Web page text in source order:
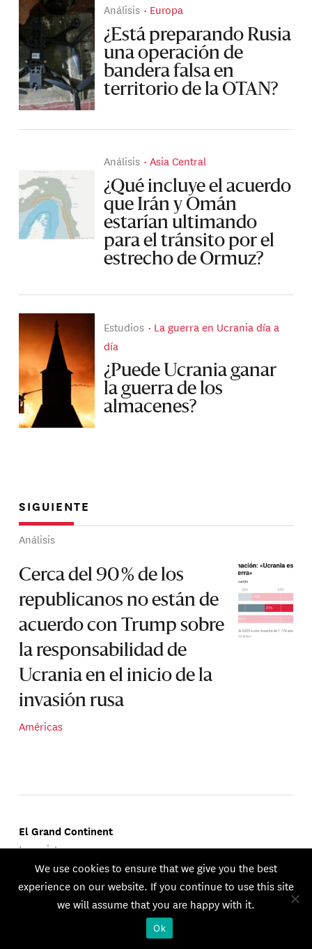
Análisis Europa
¿Está preparando Rusia
una operación de
bandera falsa en
territorio de la OTAN?
Análisis Asia Central
¿Qué incluye el acuerdo
que Irán y Omán
estarían ultimando
para el tránsito por el
estrecho de Ormuz?
Estudios
La guerra en Ucrania día a
día
¿Puede Ucrania ganar
la guerra de los
almacenes?
SIGUIENTE
Análisis
Cerca del 90 % de los
republicanos no están de
acuerdo con Trump sobre
la responsabilidad de
Ucrania en el inicio de la
invasión rusa
Américas
El Grand Continent
La revista
Publicado por Groupe d'Études Géopolitiques.
© 2026 GEG. Todos los derechos reservados.
We use cookies to ensure that we give you the best
experience on our website. If you continue to use this site
we will assume that you are happy with it.
Ok